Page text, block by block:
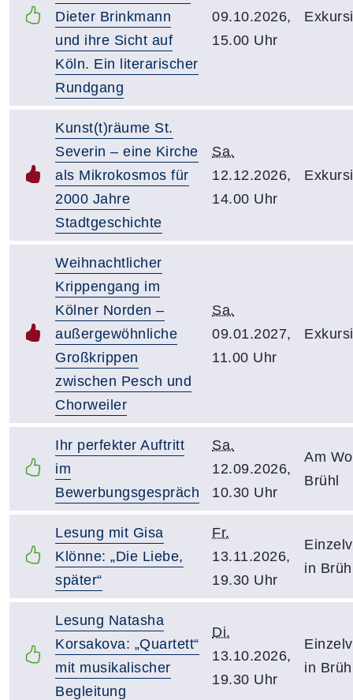
Dieter Brinkmann
und ihre Sicht auf
Köln. Ein literarischer
Rundgang
09.10.2026,
15.00 Uhr
Kunst(t)räume St.
Severin – eine Kirche
als Mikrokosmos für
2000 Jahre
Stadtgeschichte
Sa.
12.12.2026,
14.00 Uhr
Weihnachtlicher
Krippengang im
Kölner Norden –
außergewöhnliche
Großkrippen
zwischen Pesch und
Chorweiler
Sa.
09.01.2027,
11.00 Uhr
Ihr perfekter Auftritt
im
Bewerbungsgespräch
Sa.
12.09.2026,
10.30 Uhr
Am
Brühl
Lesung mit Gisa
Klönne: „Die Liebe,
später“
Fr.
13.11.2026,
19.30 Uhr
in
Lesung Natasha
Korsakova: „Quartett“
mit musikalischer
Begleitung
Di.
13.10.2026,
19.30 Uhr
in